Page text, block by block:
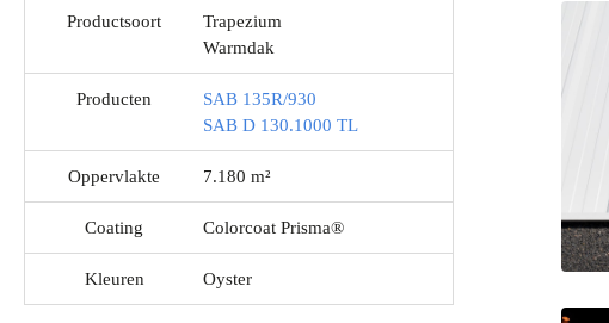
Productsoort
Trapezium
Warmdak
Producten
SAB 135R/930
SAB D 130.1000 TL
Oppervlakte 7.180 m²
Coating Colorcoat Prisma®
Kleuren Oyster